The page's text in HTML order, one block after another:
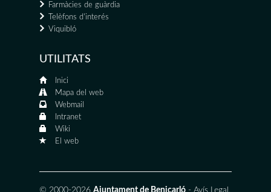
Farmàcies de guàrdia
Telèfons d'interés
Viquibló
UTILITATS
Inici
Mapa del web
Webmail
Intranet
Wiki
El web
© 2000-2026 Ajuntament de Benicarló - Avís Legal ,